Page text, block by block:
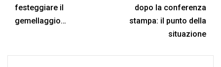
festeggiare il
gemellaggio…
dopo la conferenza
stampa: il punto della
situazione